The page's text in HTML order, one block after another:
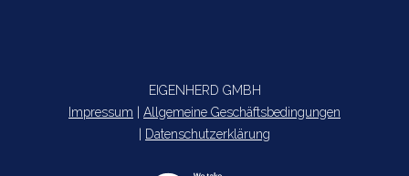
EIGENHERD GMBH
Impressum
Allgemeine Geschäftsbedingungen
Datenschutzerklärung